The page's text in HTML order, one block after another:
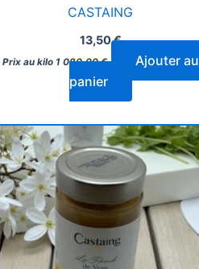
CASTAING
13,50€
Prix au kilo 1 080,00€
Ajouter au
panier